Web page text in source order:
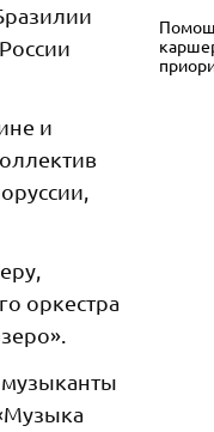
и
оркестра
музыканты